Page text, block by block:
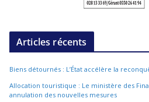
Articles récents
Biens détournés : L’État accélère la
Allocation touristique : Le ministère des
annulation des nouvelles mesures